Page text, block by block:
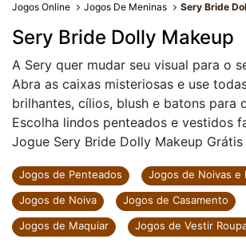
Jogos Online Jogos De Meninas Sery Bride
Sery Bride Dolly Makeup
A Sery quer mudar seu visual para o
Abra as caixas misteriosas e use
brilhantes, cílios, blush e batons para
Escolha lindos penteados e vestidos
Jogue Sery Bride Dolly Makeup
Jogos de Penteados
Jogos de Noivas e
Jogos de Noiva
Jogos de Casamento
Jogos de Maquiar
Jogos de Vestir